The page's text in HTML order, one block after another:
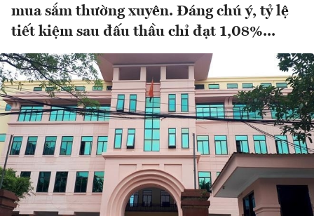
mua sắm thường xuyên. Đáng chú ý, tỷ lệ
tiết kiệm sau đấu thầu chỉ đạt 1,08%...